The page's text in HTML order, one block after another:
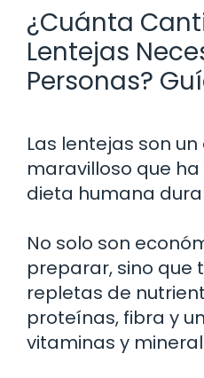
¿Cuánta
Lentejas
Personas?
Las lentejas son
maravilloso que
dieta humana
No solo son
preparar, sino que
repletas de
proteínas, fibra y
vitaminas y